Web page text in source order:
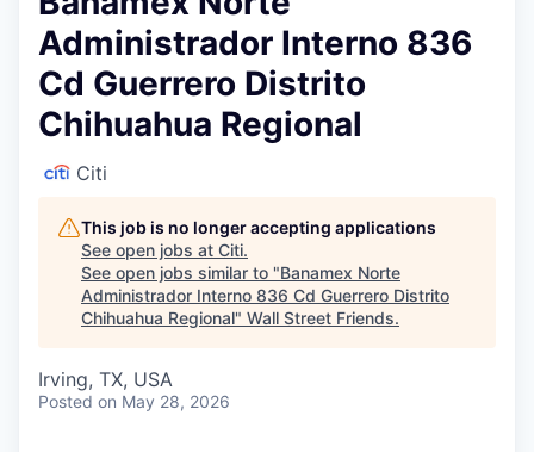
Administrador Interno 836
Cd Guerrero Distrito
Chihuahua Regional
Citi
This job is no longer accepting applications
See open jobs at Citi.
See open jobs similar to "Banamex Norte
Administrador Interno 836 Cd Guerrero Distrito
Chihuahua Regional" Wall Street Friends.
Irving, TX, USA
Posted on May 28, 2026